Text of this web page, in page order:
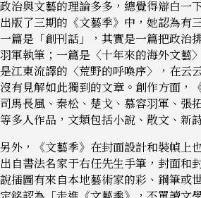
政治與文藝的理論多多，總覺得辯白一
出版了三期的《文藝季》中，她認為有
一篇是「創刊話」，其實是一篇把政治
羽軍執筆；一篇是〈十年來的海外文藝
是江東流譯的〈荒野的呼喚序〉，在云
沒有見解如此獨到的文章。創作方面，
司馬長風、秦松、楚戈、慕容羽軍、張
等多人作品，文類包括小說、散文、新
另外，《文藝季》在封面設計和裝幀上
出自書法名家于右任先生手筆，封面和
說插圖有來自本地藝術家的彩、鋼筆或